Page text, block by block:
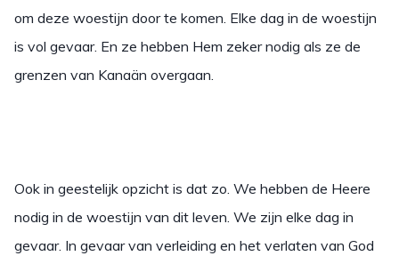
om deze woestijn door te komen. Elke dag in de woestijn
is vol gevaar. En ze hebben Hem zeker nodig als ze de
grenzen van Kanaän overgaan.
Ook in geestelijk opzicht is dat zo. We hebben de Heere
nodig in de woestijn van dit leven. We zijn elke dag in
gevaar. In gevaar van verleiding en het verlaten van God